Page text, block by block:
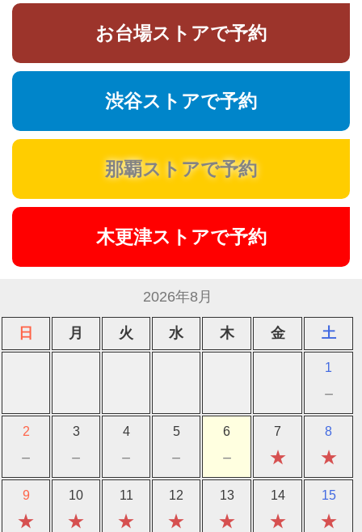
お台場ストアで予約
渋谷ストアで予約
那覇ストアで予約
木更津ストアで予約
2026年8月
日 月 火 水 木 金 土
1
－
2
－
3
－
4
－
5
－
6
－
7
★
8
★
9
★
10
★
11
★
12
★
13
★
14
★
15
★